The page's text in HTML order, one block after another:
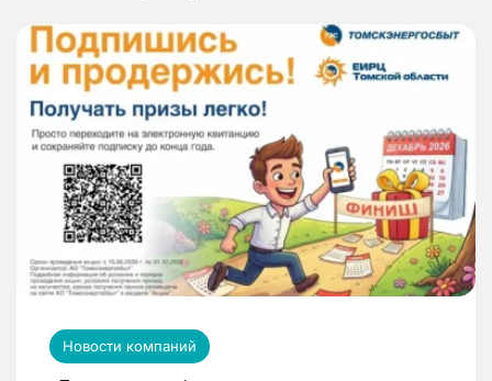
Новости компаний